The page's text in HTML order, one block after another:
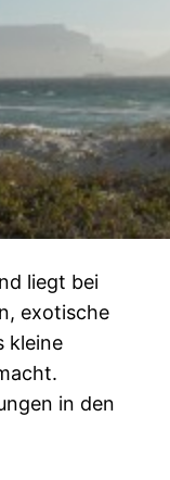
liegt bei
exotische
kleine
in den